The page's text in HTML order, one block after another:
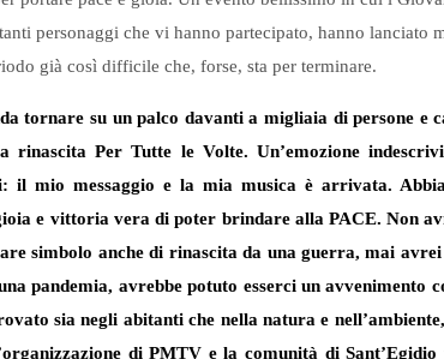
personaggi che vi hanno partecipato, hanno lanciato
già così difficile che, forse, sta per terminare.
tornare su un palco davanti a migliaia di persone
rinascita Per Tutte le Volte. Un’emozione
il mio messaggio e la mia musica è arrivata.
e vittoria vera di poter brindare alla PACE. Non
simbolo anche di rinascita da una guerra, mai
pandemia, avrebbe potuto esserci un
sia negli abitanti che nella natura e
di PMTV e la comunità di Sant’Egidio